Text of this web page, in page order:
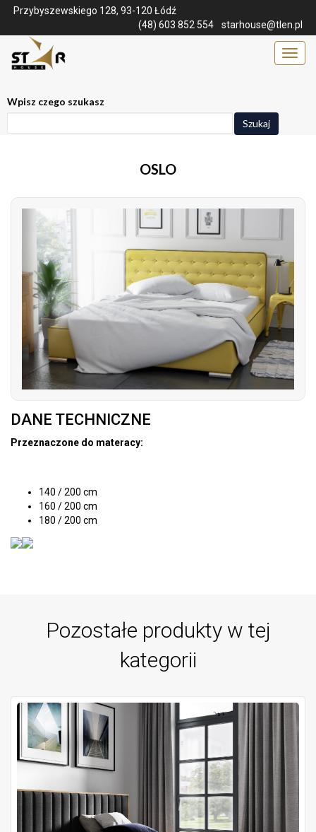
Przybyszewskiego 128, 93-120 Łódź
(48) 603 852 554
starhouse@tlen.pl
Menu
Wpisz czego szukasz
Szukaj
OSLO
DANE TECHNICZNE
Przeznaczone do materacy:
140 / 200 cm
160 / 200 cm
180 / 200 cm
Pozostałe produkty w tej
kategorii